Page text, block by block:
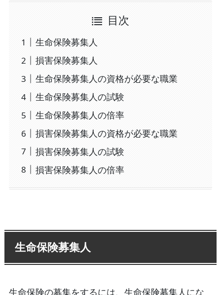
目次
生命保険募集人
損害保険募集人
生命保険募集人の資格が必要な職業
生命保険募集人の試験
生命保険募集人の倍率
損害保険募集人の資格が必要な職業
損害保険募集人の試験
損害保険募集人の倍率
生命保険募集人
生命保険の募集をするには、生命保険募集人にな